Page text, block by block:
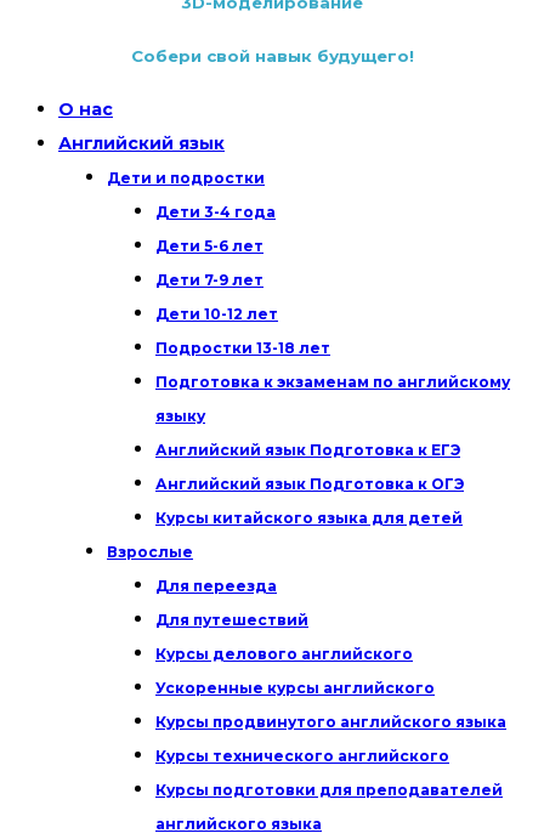
Cобери свой навык будущего!
О нас
Английский язык
Дети и подростки
Дети 3-4 года
Дети 5-6 лет
Дети 7-9 лет
Дети 10-12 лет
Подростки 13-18 лет
Подготовка к экзаменам по английскому
языку
Английский язык Подготовка к ЕГЭ
Английский язык Подготовка к ОГЭ
Курсы китайского языка для детей
Взрослые
Для переезда
Для путешествий
Курсы делового английского
Ускоренные курсы английского
Курсы продвинутого английского языка
Курсы технического английского
Курсы подготовки для преподавателей
английского языка